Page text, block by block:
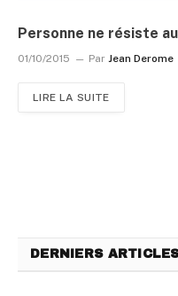
Personne ne résiste
01/10/2015 Par Jean Derome
LIRE LA SUITE
DERNIERS